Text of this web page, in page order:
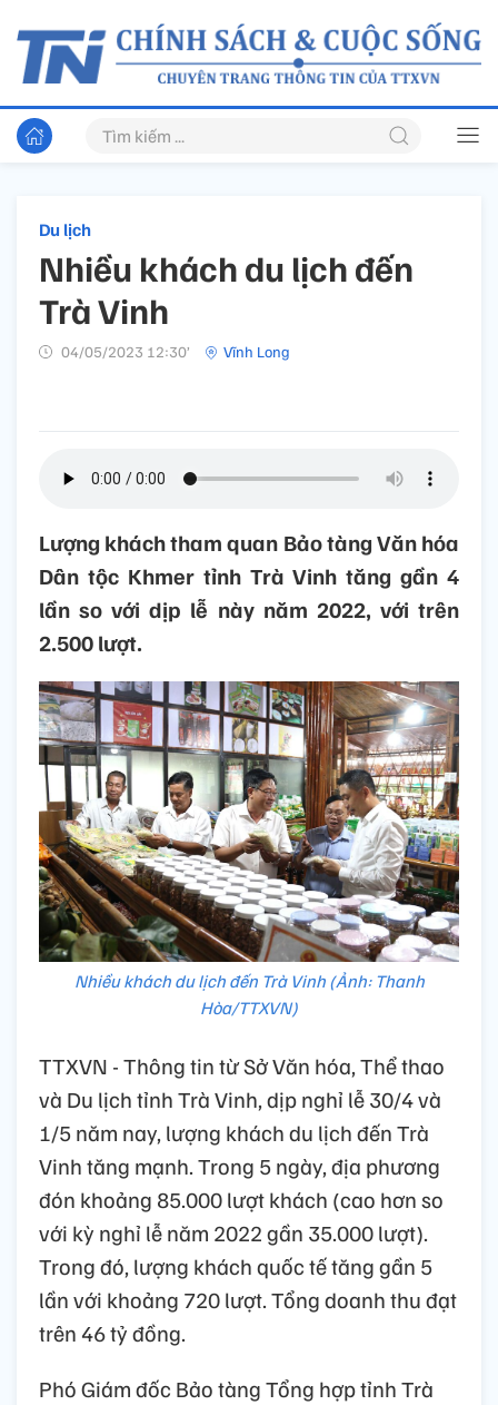
Du lịch
Nhiều khách du lịch đến
Trà Vinh
04/05/2023 12:30’ Vĩnh Long
Lượng khách tham quan Bảo tàng Văn hóa
Dân tộc Khmer tỉnh Trà Vinh tăng gần 4
lần so với dịp lễ này năm 2022, với trên
2.500 lượt.
Nhiều khách du lịch đến Trà Vinh (Ảnh: Thanh
Hòa/TTXVN)
TTXVN - Thông tin từ Sở Văn hóa, Thể thao
và Du lịch tỉnh Trà Vinh, dịp nghỉ lễ 30/4 và
1/5 năm nay, lượng khách du lịch đến Trà
Vinh tăng mạnh. Trong 5 ngày, địa phương
đón khoảng 85.000 lượt khách (cao hơn so
với kỳ nghỉ lễ năm 2022 gần 35.000 lượt).
Trong đó, lượng khách quốc tế tăng gần 5
lần với khoảng 720 lượt. Tổng doanh thu đạt
trên 46 tỷ đồng.
Phó Giám đốc Bảo tàng Tổng hợp tỉnh Trà